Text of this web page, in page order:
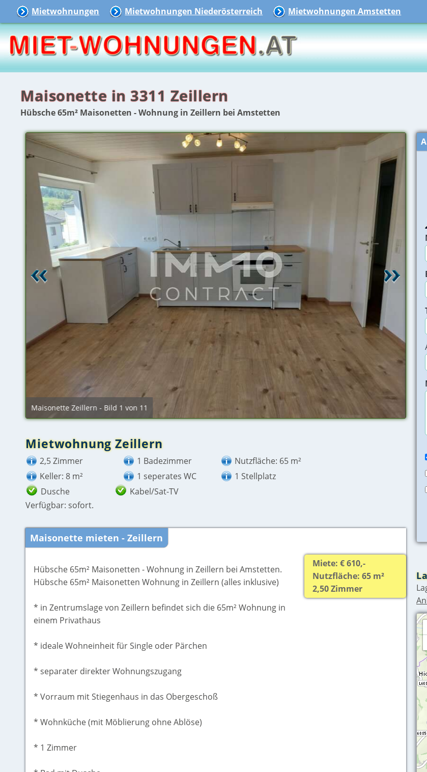
Mietwohnungen Mietwohnungen Niederösterreich Mietwohnungen Amstetten
Maisonette in 3311 Zeillern
Hübsche 65m² Maisonetten - Wohnung in Zeillern bei Amstetten
Maisonette Zeillern - Bild 1 von 11
Mietwohnung Zeillern
2,5 Zimmer 1 Badezimmer
Nutzfläche: 65 m²
Keller: 8 m²
1 seperates WC
1 Stellplatz
Dusche
Kabel/Sat-TV
Verfügbar: sofort.
Maisonette mieten - Zeillern
Miete: € 610,-
Nutzfläche: 65 m²
2,50 Zimmer
Hübsche 65m² Maisonetten - Wohnung in Zeillern bei Amstetten.
Hübsche 65m² Maisonetten Wohnung in Zeillern (alles inklusive)
* in Zentrumslage von Zeillern befindet sich die 65m² Wohnung in
einem Privathaus
* ideale Wohneinheit für Single oder Pärchen
* separater direkter Wohnungszugang
* Vorraum mit Stiegenhaus in das Obergeschoß
* Wohnküche (mit Möblierung ohne Ablöse)
* 1 Zimmer